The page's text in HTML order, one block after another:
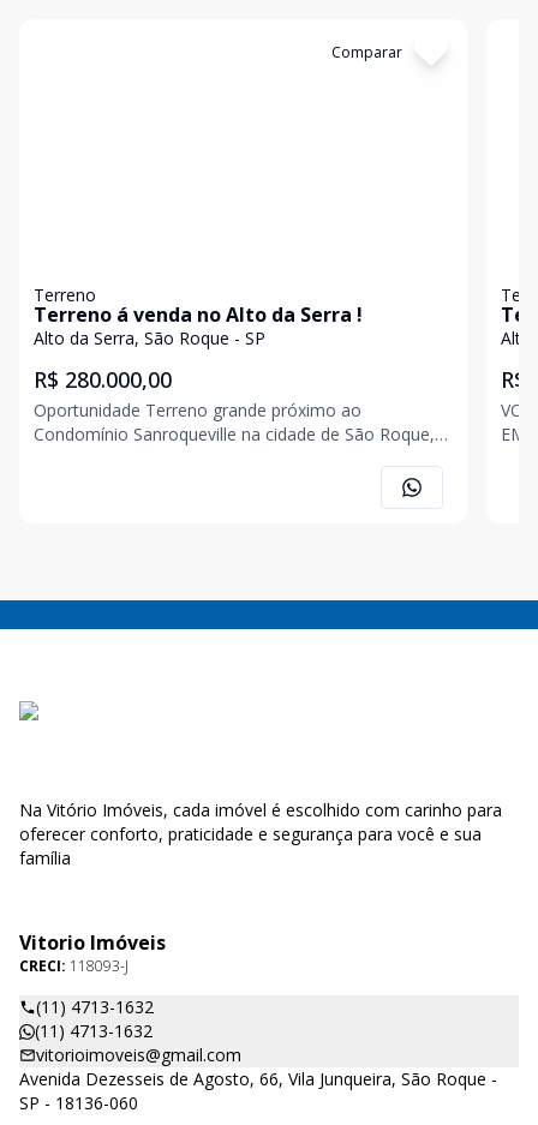
Comparar
Terreno
Terreno á venda no Alto da Serra !
Alto da Serra, São Roque - SP
R$ 280.000,00
Oportunidade Terreno grande próximo ao
Condomínio Sanroqueville na cidade de São Roque,
poço caipira, oferecendo segurança com muros na
Alto
R$
EM
Na Vitório Imóveis, cada imóvel é escolhido com carinho para
oferecer conforto, praticidade e segurança para você e sua
família
Vitorio Imóveis
CRECI: 118093-J
(11) 4713-1632
(11) 4713-1632
vitorioimoveis@gmail.com
Avenida Dezesseis de Agosto, 66, Vila Junqueira, São Roque -
SP - 18136-060